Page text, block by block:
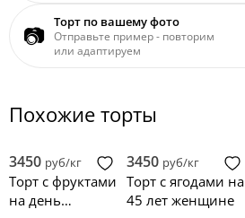
📷 Торт по вашему фото
Отправьте пример - повторим
или адаптируем
Похожие торты
3450 руб/кг
Торт с фруктами
на день
3450 руб/кг
Торт с ягодами на
45 лет женщине